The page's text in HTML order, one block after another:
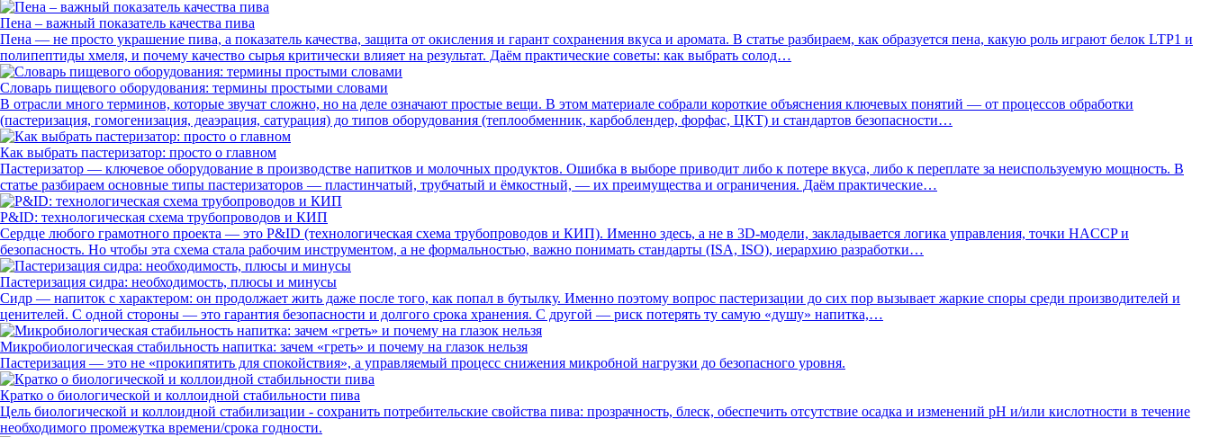
Пена – важный показатель качества пива
Пена — не просто украшение пива, а показатель качества, защита от окисления и гарант сохранения вкуса и аромата. В статье разбираем, как образуется пена, какую роль играют белок LTP1 и
полипептиды хмеля, и почему качество сырья критически влияет на результат. Даём практические советы: как выбрать солод…
Словарь пищевого оборудования: термины простыми словами
В отрасли много терминов, которые звучат сложно, но на деле означают простые вещи. В этом материале собрали короткие объяснения ключевых понятий — от процессов обработки
(пастеризация, гомогенизация, деаэрация, сатурация) до типов оборудования (теплообменник, карбоблендер, форфас, ЦКТ) и стандартов безопасности…
Как выбрать пастеризатор: просто о главном
Пастеризатор — ключевое оборудование в производстве напитков и молочных продуктов. Ошибка в выборе приводит либо к потере вкуса, либо к переплате за неиспользуемую мощность. В
статье разбираем основные типы пастеризаторов — пластинчатый, трубчатый и ёмкостный, — их преимущества и ограничения. Даём практические…
P&ID: технологическая схема трубопроводов и КИП
Сердце любого грамотного проекта — это P&ID (технологическая схема трубопроводов и КИП). Именно здесь, а не в 3D-модели, закладывается логика управления, точки HACCP и
безопасность. Но чтобы эта схема стала рабочим инструментом, а не формальностью, важно понимать стандарты (ISA, ISO), иерархию разработки…
Пастеризация сидра: необходимость, плюсы и минусы
Сидр — напиток с характером: он продолжает жить даже после того, как попал в бутылку. Именно поэтому вопрос пастеризации до сих пор вызывает жаркие споры среди производителей и
ценителей. С одной стороны — это гарантия безопасности и долгого срока хранения. С другой — риск потерять ту самую «душу» напитка,…
Микробиологическая стабильность напитка: зачем «греть» и почему на глазок нельзя
Пастеризация — это не «прокипятить для спокойствия», а управляемый процесс снижения микробной нагрузки до безопасного уровня.
Кратко о биологической и коллоидной стабильности пива
Цель биологической и коллоидной стабилизации - сохранить потребительские свойства пива: прозрачность, блеск, обеспечить отсутствие осадка и изменений рН и/или кислотности в течение
необходимого промежутка времени/срока годности.